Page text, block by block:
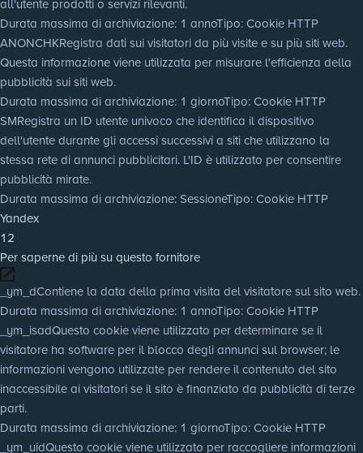
all'utente prodotti o servizi rilevanti.
Durata massima di archiviazione: 1 annoTipo: Cookie HTTP
ANONCHKRegistra dati sui visitatori da più visite e su più siti web.
Questa informazione viene utilizzata per misurare l'efficienza della
pubblicità sui siti web.
Durata massima di archiviazione: 1 giornoTipo: Cookie HTTP
SMRegistra un ID utente univoco che identifica il dispositivo
dell'utente durante gli accessi successivi a siti che utilizzano la
stessa rete di annunci pubblicitari. L'ID è utilizzato per consentire
pubblicità mirate.
Durata massima di archiviazione: SessioneTipo: Cookie HTTP
Yandex
12
Per saperne di più su questo fornitore
_ym_dContiene la data della prima visita del visitatore sul sito web.
Durata massima di archiviazione: 1 annoTipo: Cookie HTTP
_ym_isadQuesto cookie viene utilizzato per determinare se il
visitatore ha software per il blocco degli annunci sul browser; le
informazioni vengono utilizzate per rendere il contenuto del sito
inaccessibile ai visitatori se il sito è finanziato da pubblicità di terze
parti.
Durata massima di archiviazione: 1 giornoTipo: Cookie HTTP
_ym_uidQuesto cookie viene utilizzato per raccogliere informazioni